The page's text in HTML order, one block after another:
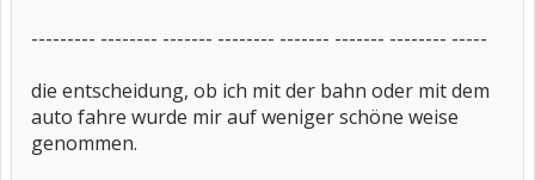
--------- -------- ------- -------- ------- ------- -------- -----
die entscheidung, ob ich mit der bahn oder mit dem
auto fahre wurde mir auf weniger schöne weise
genommen.